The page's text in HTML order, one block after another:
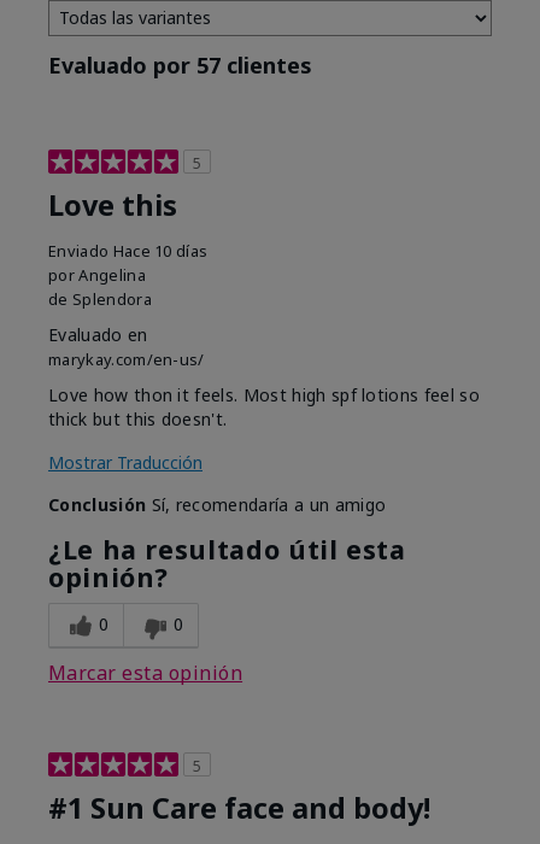
Evaluado por 57 clientes
5
Love this
Enviado Hace 10 días
porAngelina
de Splendora
Evaluado en
marykay.com/en-us/
Love how thon it feels. Most high spf lotions feel so
thick but this doesn't.
Mostrar Traducción
Conclusión Sí, recomendaría a un amigo
¿Le ha resultado útil esta
opinión?
0 0
Marcar esta opinión
5
#1 Sun Care face and body!